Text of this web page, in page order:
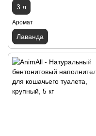
3 л
Аромат
Лаванда